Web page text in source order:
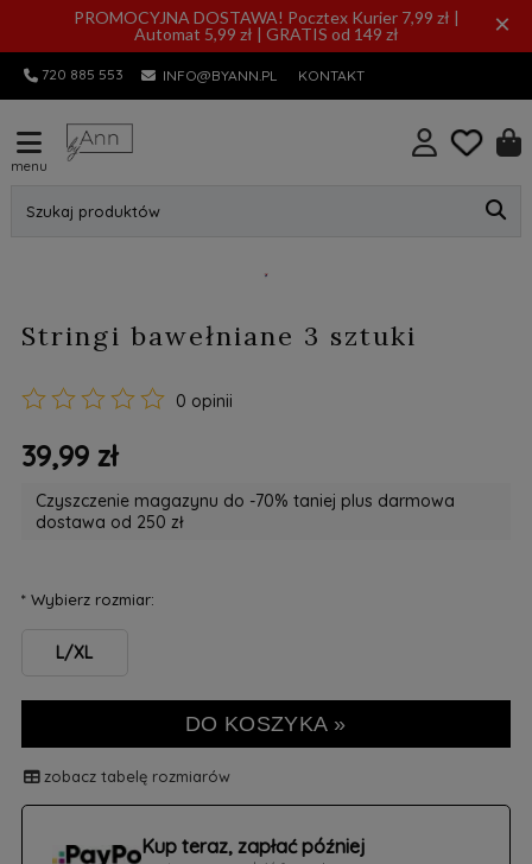
PROMOCYJNA DOSTAWA! Pocztex Kurier 7,99 zł |
Automat 5,99 zł | GRATIS od 149 zł
×
720 885 553 INFO@BYANN.PL KONTAKT
menu
Szukaj produktów
Stringi bawełniane 3 sztuki
0 opinii
39,99 zł
Czyszczenie magazynu do -70% taniej plus darmowa
dostawa od 250 zł
*Wybierz rozmiar:
L/XL
DO KOSZYKA »
zobacz tabelę rozmiarów
Kup teraz, zapłać później